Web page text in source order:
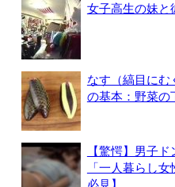
女子高生の妹
なす（縞目に
の基本：野菜の
【驚愕】男子
「一人暮らし
必見】